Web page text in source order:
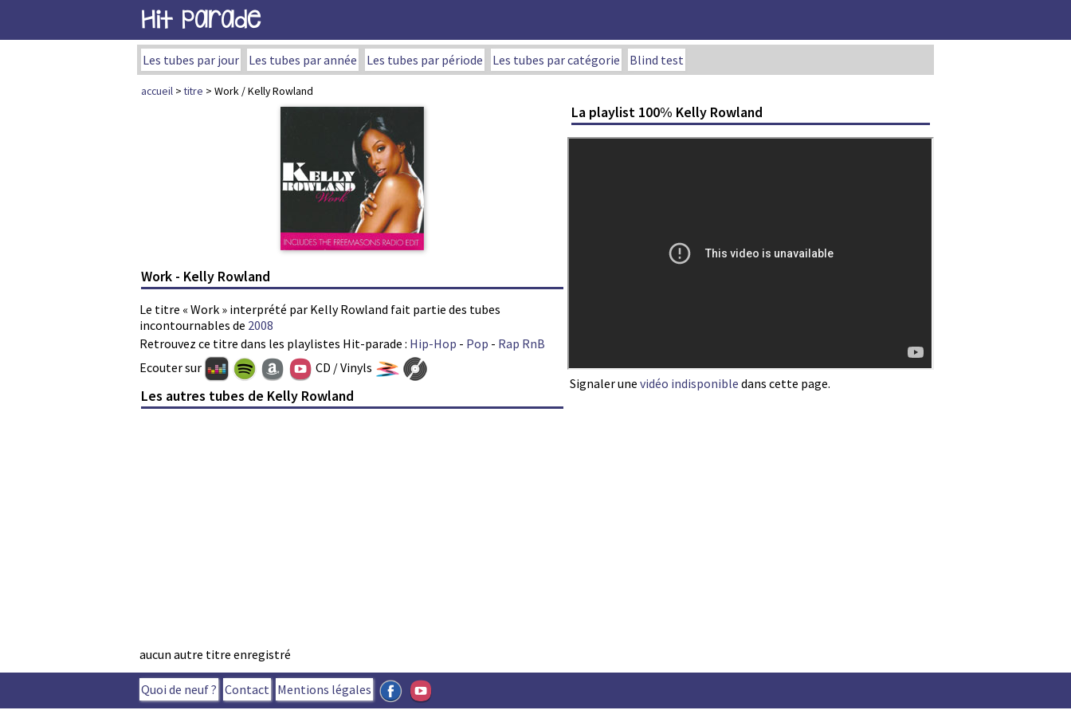
Hit Parade
Les tubes par jour Les tubes par année Les tubes par période Les tubes par catégorie Blind test
accueil >titre > Work / Kelly Rowland
Work - Kelly Rowland
Le titre « Work » interprété par Kelly Rowland fait partie des tubes
incontournables de 2008
Retrouvez ce titre dans les playlistes Hit-parade : Hip-Hop - Pop - Rap RnB
La playlist 100% Kelly Rowland
Signaler une vidéo indisponible dans cette page.
Ecouter sur CD / Vinyls
Les autres tubes de Kelly Rowland
aucun autre titre enregistré
Quoi de neuf ? Contact Mentions légales